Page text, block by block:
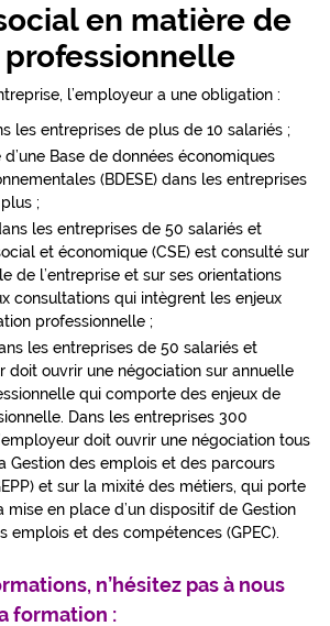
en matière de
l’employeur a une obligation :
les entreprises de plus de 10 salariés ;
Base de données économiques
(BDESE) dans les entreprises
;
les entreprises de 50 salariés et
et économique (CSE) est consulté sur
de l’entreprise et sur ses orientations
consultations qui intègrent les enjeux
professionnelle ;
les entreprises de 50 salariés et
doit ouvrir une négociation sur annuelle
qui comporte des enjeux de
Dans les entreprises 300
doit ouvrir une négociation tous
Gestion des emplois et des parcours
et sur la mixité des métiers, qui porte
mise en place d’un dispositif de Gestion
emplois et des compétences (GPEC).
n’hésitez pas à nous
formation :